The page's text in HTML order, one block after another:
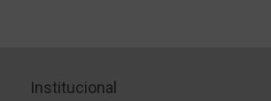
Institucional